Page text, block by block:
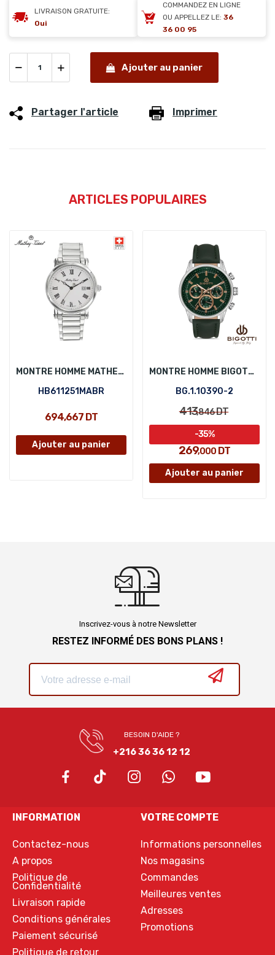
LIVRAISON GRATUITE:
Oui
COMMANDEZ EN LIGNE
OU APPELLEZ LE: 36
36 00 95
Ajouter au panier
Partager l'article Imprimer
ARTICLES POPULAIRES
MONTRE HOMME MATHEY-TISSOT HB611251MABR
HB611251MABR
694,667 DT
Ajouter au panier
MONTRE HOMME BIGOTTI BG.1.10390-2
BG.1.10390-2
413,846DT
269,000 DT
-35%
Ajouter au panier
Inscrivez-vous à notre Newsletter
RESTEZ INFORMÉ DES BONS PLANS !
BESOIN D'AIDE ?
+216 36 36 12 12
INFORMATION
Contactez-nous
A propos
Politique de
Confidentialité
Livraison rapide
Conditions générales
Paiement sécurisé
Politique de retour
VOTRE COMPTE
Informations personnelles
Nos magasins
Commandes
Meilleures ventes
Adresses
Promotions